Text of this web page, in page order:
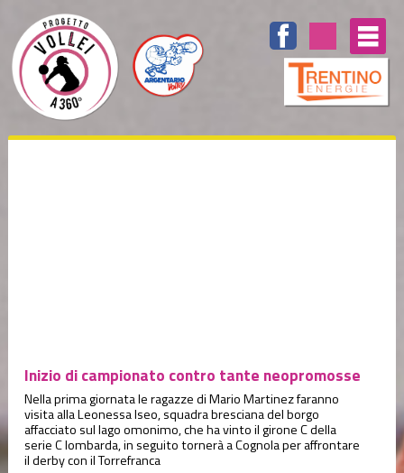
Inizio di campionato contro tante neopromosse
Nella prima giornata le ragazze di Mario Martinez faranno
visita alla Leonessa Iseo, squadra bresciana del borgo
affacciato sul lago omonimo, che ha vinto il girone C della
serie C lombarda, in seguito tornerà a Cognola per affrontare
il derby con il Torrefranca